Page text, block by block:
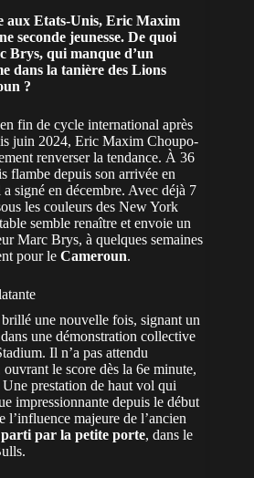
aux Etats-Unis, Eric Maxim
seconde jeunesse. De quoi
Brys, qui manque d’un
dans la tanière des Lions
?
fin de cycle international après
juin 2024, Eric Maxim Choupo-
renverser la tendance. À 36
flambe depuis son arrivée en
signé en décembre. Avec déjà 7
les couleurs des New York
semble renaître et envoie un
Marc Brys, à quelques semaines
pour le Cameroun.
une nouvelle fois, signant un
une démonstration collective
Il n’a pas attendu
le score dès la 6e minute,
prestation de haut vol qui
impressionnante depuis le début
l’influence majeure de l’ancien
parti par la petite porte, dans le